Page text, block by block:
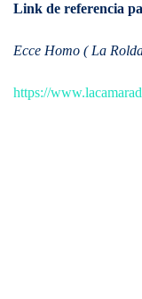
Link de referencia
Ecce Homo ( La
https://